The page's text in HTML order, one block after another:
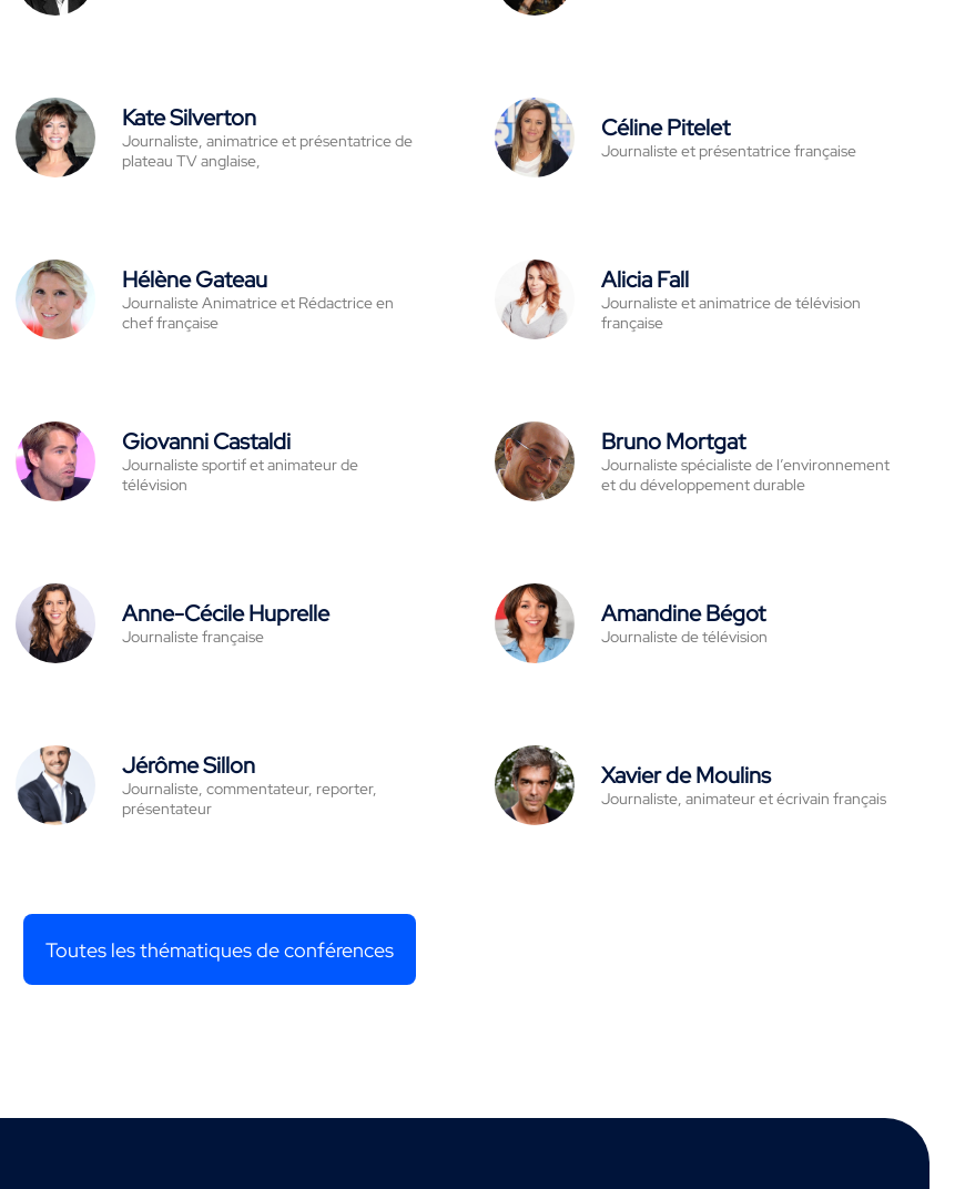
Kate Silverton
Journaliste, animatrice et présentatrice de
plateau TV anglaise,
Céline Pitelet
Journaliste et présentatrice française
Hélène Gateau
Journaliste Animatrice et Rédactrice en
chef française
Alicia Fall
Journaliste et animatrice de télévision
française
Giovanni Castaldi
Journaliste sportif et animateur de
télévision
Bruno Mortgat
Journaliste spécialiste de l’environnement
et du développement durable
Anne-Cécile Huprelle
Journaliste française
Amandine Bégot
Journaliste de télévision
Jérôme Sillon
Journaliste, commentateur, reporter,
présentateur
Xavier de Moulins
Journaliste, animateur et écrivain français
Toutes les thématiques de conférences